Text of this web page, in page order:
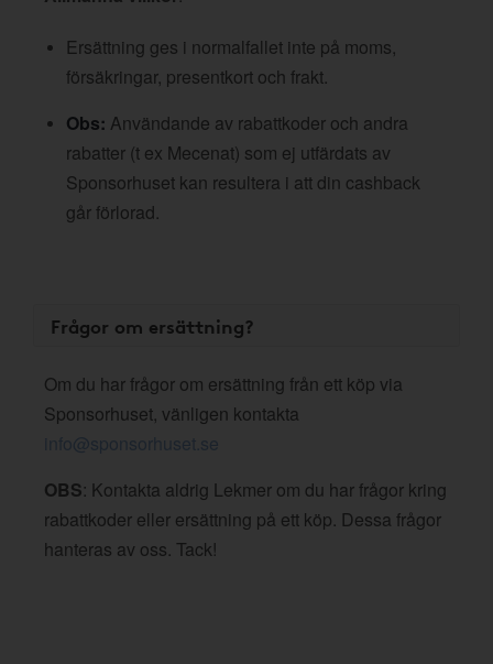
Ersättning ges i normalfallet inte på moms,
försäkringar, presentkort och frakt.
Obs: Användande av rabattkoder och andra
rabatter (t ex Mecenat) som ej utfärdats av
Sponsorhuset kan resultera i att din cashback
går förlorad.
Frågor om ersättning?
Om du har frågor om ersättning från ett köp via
Sponsorhuset, vänligen kontakta
info@sponsorhuset.se
OBS: Kontakta aldrig Lekmer om du har frågor kring
rabattkoder eller ersättning på ett köp. Dessa frågor
hanteras av oss. Tack!